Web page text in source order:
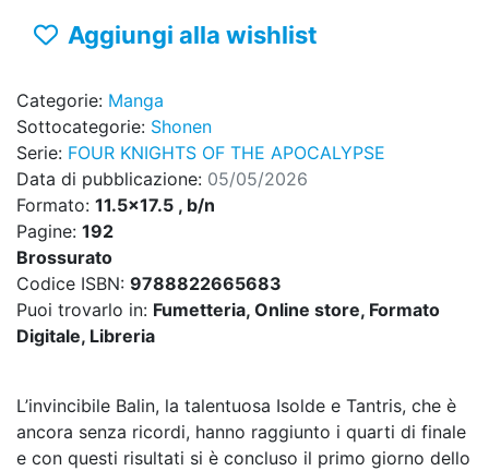
Aggiungi alla wishlist
Categorie: Manga
Sottocategorie: Shonen
Serie: FOUR KNIGHTS OF THE APOCALYPSE
Data di pubblicazione: 05/05/2026
Formato: 11.5x17.5 , b/n
Pagine: 192
Brossurato
Codice ISBN: 9788822665683
Puoi trovarlo in: Fumetteria, Online store, Formato
Digitale, Libreria
L’invincibile Balin, la talentuosa Isolde e Tantris, che è
ancora senza ricordi, hanno raggiunto i quarti di finale
e con questi risultati si è concluso il primo giorno dello